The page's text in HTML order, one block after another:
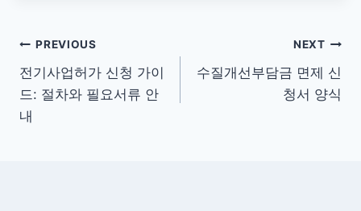
글
탐
색
PREVIOUS
전기사업허가 신청 가이
드: 절차와 필요서류 안
내
NEXT
수질개선부담금 면제 신
청서 양식